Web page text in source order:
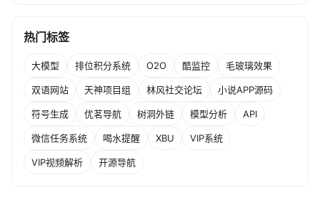
热门标签
大模型 排位积分系统 O2O 酷监控 毛玻璃效果
双语网站 天神项目组 林风社交论坛 小说APP源码
符号生成 优茗导航 树洞外链 模型分析 API
微信任务系统 喝水提醒 XBU VIP系统
VIP视频解析 开源导航